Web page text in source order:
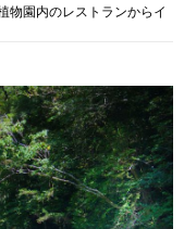
物園内のレストランからイ